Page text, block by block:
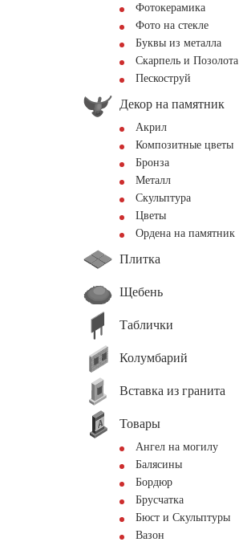
Фотокерамика
Фото на стекле
Буквы из металла
Скарпель и Позолота
Пескоструй
Декор на памятник
Акрил
Композитные цветы
Бронза
Металл
Скульптура
Цветы
Ордена на памятник
Плитка
Щебень
Таблички
Колумбарий
Вставка из гранита
Товары
Ангел на могилу
Балясины
Бордюр
Брусчатка
Бюст и Скульптуры
Вазон